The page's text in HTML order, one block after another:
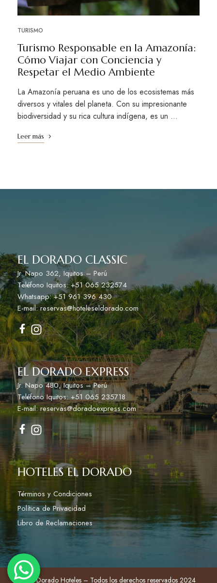
TURISMO
Turismo Responsable en la Amazonía:
Cómo Viajar con Conciencia y
Respetar el Medio Ambiente
La Amazonía peruana es uno de los ecosistemas más
diversos y vitales del planeta. Con su impresionante
biodiversidad y su rica cultura indígena, es un …
Leer más
EL DORADO CLASSIC
Jr. Napo 362, Iquitos – Perú
Teléfono Iquitos: +51 065 232574
Whatsapp: +51 961 396 430
E-mail: reservas@hoteleseldorado.com
EL DORADO EXPRESS
Jr. Napo 480, Iquitos – Perú
Teléfono Iquitos: +51 065 235718
E-mail: reservas@doradoexpress.com
HOTELES EL DORADO
Términos y Condiciones
Política de Privacidad
Libro de Reclamaciones
© El Dorado Hoteles – Todos los derechos reservados 2024